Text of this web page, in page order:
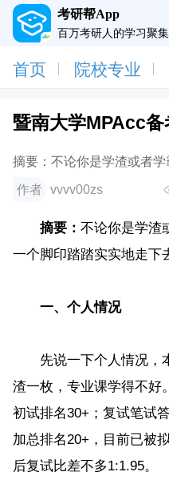
考研帮App
百万考研人的学习聚
首页 院校专业
暨南大学MPAcc备
摘要：不论你是学渣或者
脚印踏踏实实地走下去才
说一下个人情况，本人本科
作者 vvvv00zs
摘要： 不论你是学渣
一个脚印踏踏实实地走下
一、个人情况
先说一下个人情况，
渣一枚，专业课学得不好
初试排名30+；复试笔试
加总排名20+，目前已被
后复试比差不多1:1.95。